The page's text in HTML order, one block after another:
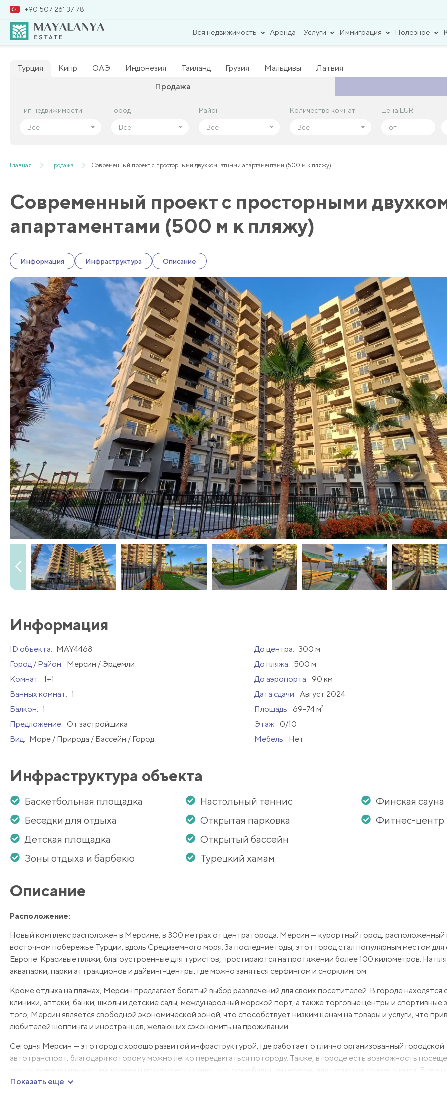
+90 507 261 37 78
Вся недвижимость Аренда Услуги Иммиграция Полезное
Турция Кипр ОАЭ Индонезия Таиланд Грузия Мальдивы
Латвия
Продажа
Тип недвижимости
Все
Город
Все
Район
Все
Количество комнат
Все
Цена EUR
Тип недвижимости
Все
Город
Все
Район
Все
Количество комнат
Все
Цена EUR
Главная Продажа Современный проект с просторными двухкомнатными апартаментами (500 м к пляжу)
Современный проект с просторными
апартаментами (500 м к пляжу)
Информация Инфраструктура Описание
Информация
ID объекта: MAY4468 До центра: 300 м
Город / Район: Мерсин / Эрдемли До пляжа: 500 м
Комнат: 1+1 До аэропорта: 90 км
Ванных комнат: 1 Дата сдачи: Август 2024
Балкон: 1 Площадь: 69-74 м²
Предложение: От застройщика Этаж: 0/10
Вид: Море / Природа / Бассейн / Город Мебель: Нет
Инфраструктура объекта
Баскетбольная площадка
Беседки для отдыха
Детская площадка
Зоны отдыха и барбекю
Настольный теннис
Открытая парковка
Открытый бассейн
Турецкий хамам
Финская сауна
Фитнес-центр
Описание
Расположение:
Новый комплекс расположен в Мерсине, в 300 метрах от центра города. Мерсин — курортный город, расположенный
восточном побережье Турции, вдоль Средиземного моря. За последние годы, этот город стал популярным местом для
Европе. Красивые пляжи, благоустроенные для туристов, простираются на протяжении более 100 километров. На
аквапарки, парки аттракционов и дайвинг-центры, где можно заняться серфингом и снорклингом.
Кроме отдыха на пляжах, Мерсин предлагает богатый выбор развлечений для своих посетителей. В городе находятся
клиники, аптеки, банки, школы и детские сады, международный морской порт, а также торговые центры и спортивные
того, Мерсин является свободной экономической зоной, что способствует низким ценам на товары и услуги, что
любителей шоппинга и иностранцев, желающих сэкономить на проживании.
Сегодня Мерсин — это город с хорошо развитой инфраструктурой, где работает отлично организованный городской
автотранспорт, благодаря которому можно легко передвигаться по городу. Также, в городе есть возможность
достопримечательностей, музеев и исторических мест, которые будут интересны для туристов со всего мира. Все это
Мерсин привлекательным местом для туристов, желающих отдохнуть и провести свой досуг в комфортных условиях.
Показать еще